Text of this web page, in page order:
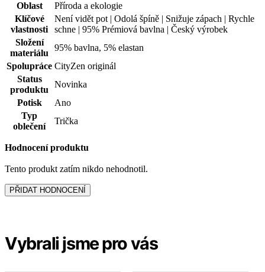
Oblast
Příroda a ekologie
Klíčové
vlastnosti
Není vidět pot | Odolá špíně | Snižuje zápach | Rychle
schne | 95% Prémiová bavlna | Český výrobek
Složení
materiálu
95% bavlna, 5% elastan
Spolupráce CityZen originál
Status
produktu
Novinka
Potisk
Ano
Typ
oblečení
Trička
Hodnocení produktu
Tento produkt zatím nikdo nehodnotil.
PŘIDAT HODNOCENÍ
Vybrali jsme pro vás